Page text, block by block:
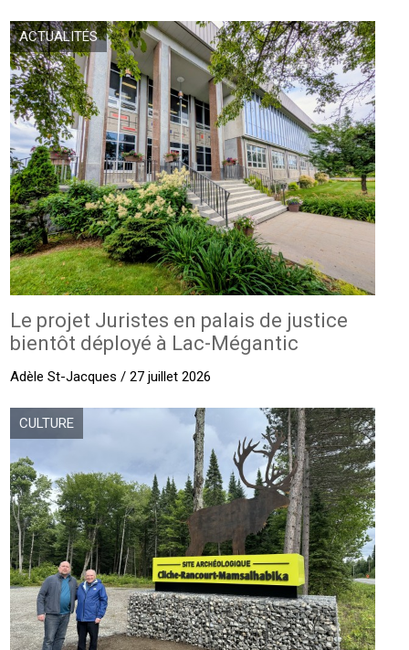
ACTUALITÉS
Le projet Juristes en palais de justice
bientôt déployé à Lac-Mégantic
Adèle St-Jacques / 27 juillet 2026
CULTURE